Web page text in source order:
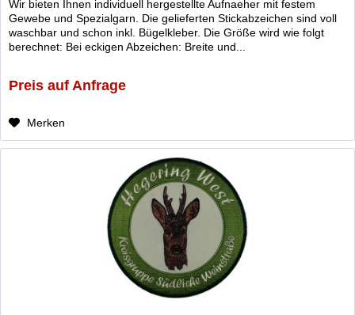
Wir bieten Ihnen individuell hergestellte Aufnaeher mit festem
Gewebe und Spezialgarn. Die gelieferten Stickabzeichen sind voll
waschbar und schon inkl. Bügelkleber. Die Größe wird wie folgt
berechnet: Bei eckigen Abzeichen: Breite und...
Preis auf Anfrage
Merken